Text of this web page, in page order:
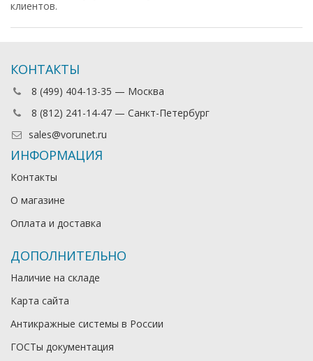
клиентов.
КОНТАКТЫ
8 (499) 404-13-35 — Москва
8 (812) 241-14-47 — Санкт-Петербург
sales@vorunet.ru
ИНФОРМАЦИЯ
Контакты
О магазине
Оплата и доставка
ДОПОЛНИТЕЛЬНО
Наличие на складе
Карта сайта
Антикражные системы в России
ГОСТы документация